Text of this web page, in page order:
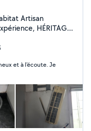
Artisan
HÉRITAGE
Nous
pour particuliers et
Peinture intérieure
Placo
Montage de
réactifs et à
soigné avec des
des délais et du
Dépannage
et à l'écoute. Je